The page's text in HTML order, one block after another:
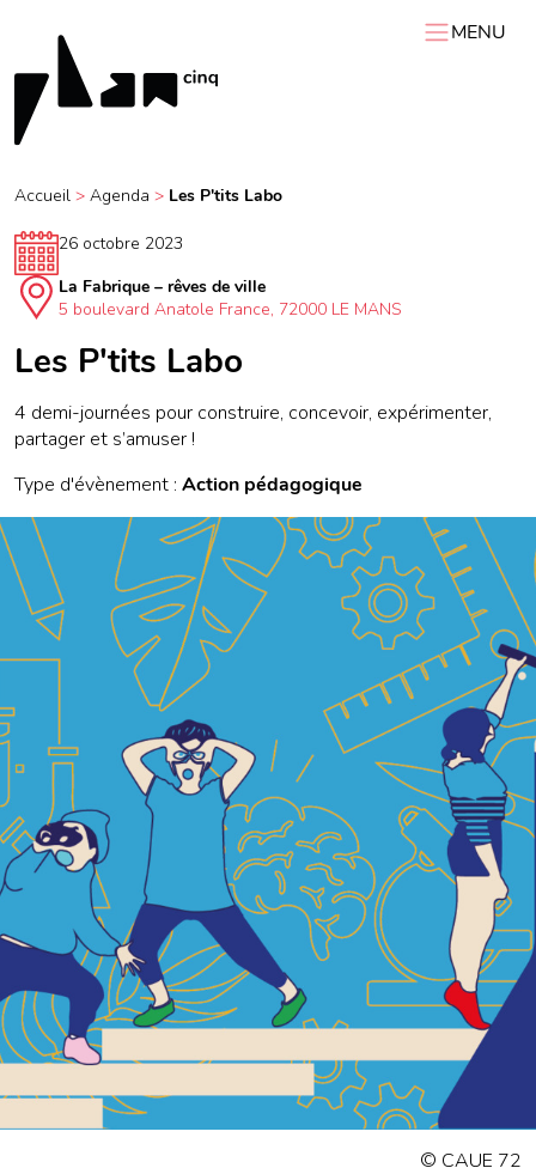
MENU
AGENDA
Expositions itinérantes
Podcasts
Interviews
Visites
Accueil > Agenda > Les P'tits Labo
26 octobre 2023
La Fabrique – rêves de ville
5 boulevard Anatole France, 72000 LE MANS
Les P'tits Labo
4 demi-journées pour construire, concevoir, expérimenter,
partager et s’amuser !
Type d'évènement : Action pédagogique
© CAUE 72